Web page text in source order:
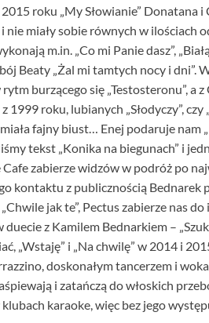
roku „My Słowianie” Donatana i
nie miały sobie równych w ilościach
m.in. „Co mi Panie dasz”,
Beaty „Żal mi tamtych nocy i dni”.
burzącego się „Testosteronu”, a
1999 roku, lubianych „Słodyczy”,
miała fajny biust… Enej podaruje
tekst „Konika na biegunach” i
Cafe zabierze widzów w podróż po
kontaktu z publicznością
jak te”, Pectus zabierze nas
duecie z Kamilem Bednarkiem –
„Wstaję” i „Na chwilę” w 2014 i
doskonałym tancerzem i
i zatańczą do włoskich
klubach karaoke, więc bez jego